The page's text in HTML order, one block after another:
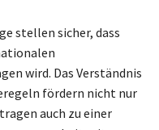
stellen sicher, dass
wird. Das Verständnis
fördern nicht nur
auch zu einer